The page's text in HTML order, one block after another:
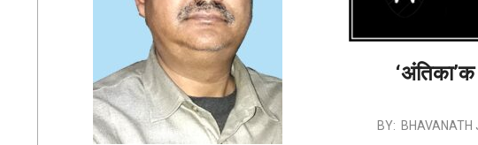
2021-BY: BHAVANATH